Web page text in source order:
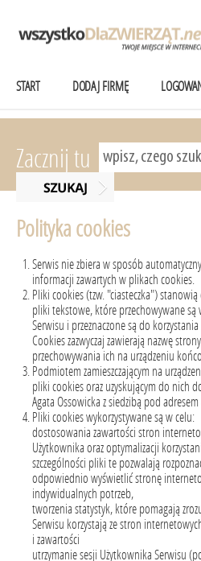
START DODAJ FIRMĘ
Zacznij tu
Polityka cookies
Serwis nie zbiera w sposób
informacji zawartych w plikach cookies.
Pliki cookies (tzw. "ciasteczka")
pliki tekstowe, które przechowywane
Serwisu i przeznaczone są do
Cookies zazwyczaj zawierają nazwę
przechowywania ich na urządzeniu
Podmiotem zamieszczającym na
pliki cookies oraz uzyskującym do nich
Agata Ossowicka z siedzibą pod
Pliki cookies wykorzystywane są w celu:
dostosowania zawartości stron
Użytkownika oraz optymalizacji
szczególności pliki te pozwalają
odpowiednio wyświetlić stronę
indywidualnych potrzeb,
tworzenia statystyk, które pomagają
Serwisu korzystają ze stron
i zawartości
utrzymanie sesji Użytkownika Serwisu